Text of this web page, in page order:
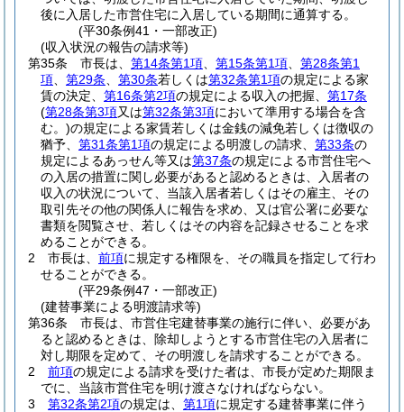
後に入居した市営住宅に入居している期間に通算する。
(平30条例41・一部改正)
(収入状況の報告の請求等)
第35条
市長は、 第14条第1項 第15条第1項
第28条第1
項
第29条 第30条若しくは第32条第1項の規定による家
賃の決定、 第16条第2項の規定による収入の把握、 第17条
(第28条第3項又は第32条第3項において準用する場合を含
む。)の規定による家賃若しくは金銭の減免若しくは徴収の
猶予、 第31条第1項の規定による明渡しの請求、 第33条の
規定によるあっせん等又は第37条の規定による市営住宅へ
の入居の措置に関し必要があると認めるときは、入居者の
収入の状況について、当該入居者若しくはその雇主、その
取引先その他の関係人に報告を求め、又は官公署に必要な
書類を閲覧させ、若しくはその内容を記録させることを求
めることができる。
2
市長は、 前項に規定する権限を、その職員を指定して行わ
せることができる。
(平29条例47・一部改正)
(建替事業による明渡請求等)
第36条
市長は、市営住宅建替事業の施行に伴い、必要があ
ると認めるときは、除却しようとする市営住宅の入居者に
対し期限を定めて、その明渡しを請求することができる。
2
前項の規定による請求を受けた者は、市長が定めた期限ま
でに、当該市営住宅を明け渡さなければならない。
3
第32条第2項の規定は、 第1項に規定する建替事業に伴う